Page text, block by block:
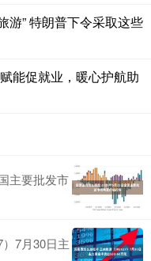
游” 特朗普下令采取这些
能促就业，暖心护航助
主要批发市
7月30日主